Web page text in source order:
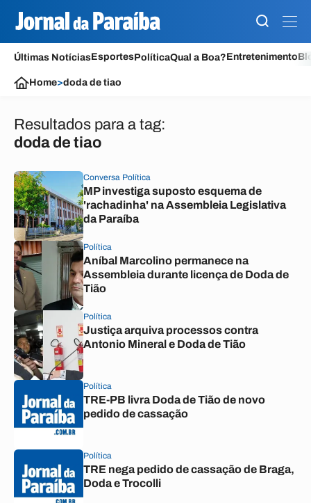
Últimas NotíciasEsportesPolíticaQual a Boa?Entretenimento
Home>doda de tiao
Resultados para a tag:
doda de tiao
Conversa Política
MP investiga suposto esquema de
'rachadinha' na Assembleia Legislativa
da Paraíba
Política
Aníbal Marcolino permanece na
Assembleia durante licença de Doda de
Tião
Política
Justiça arquiva processos contra
Antonio Mineral e Doda de Tião
Política
TRE-PB livra Doda de Tião de novo
pedido de cassação
Política
TRE nega pedido de cassação de Braga,
Doda e Trocolli